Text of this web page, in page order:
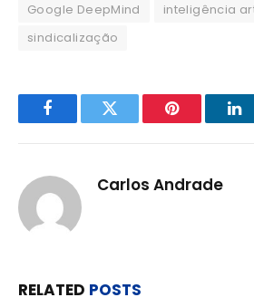
Google DeepMind
inteligência
sindicalização
FacebookTwitter Pinterest
Carlos Andrade
RELATED POSTS